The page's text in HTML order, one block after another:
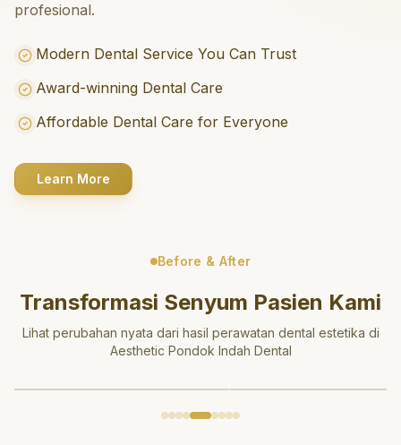
profesional.
Modern Dental Service You Can Trust
Award-winning Dental Care
Affordable Dental Care for Everyone
Learn More
Before & After
Transformasi Senyum Pasien Kami
Lihat perubahan nyata dari hasil perawatan dental estetika di
Aesthetic Pondok Indah Dental